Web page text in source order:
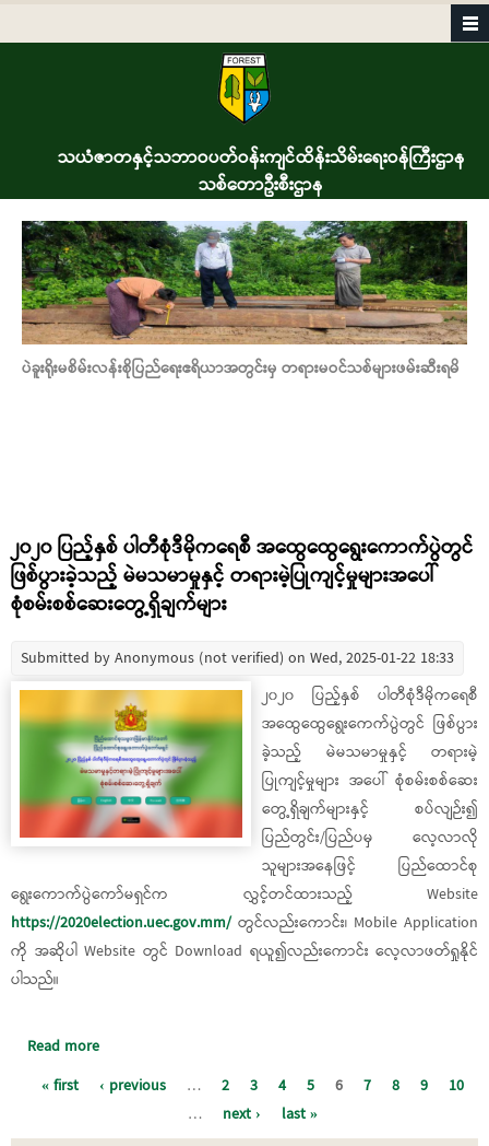
သယံဇာတနှင့်သဘာဝပတ်ဝန်းကျင်ထိန်းသိမ်းရေးဝန်ကြီးဌာန
သစ်တောဦးစီးဌာန
ပဲခူးရိုးမစိမ်းလန်းစိုပြည်ရေးဧရိယာအတွင်းမှ တရားမဝင်သစ်များဖမ်းဆီးရမိ
၂၀၂၀ ပြည့်နှစ် ပါတီစုံဒီမိုကရေစီ အထွေထွေရွေးကောက်ပွဲတွင်
ဖြစ်ပွားခဲ့သည့် မဲမသမာမှုနှင့် တရားမဲ့ပြုကျင့်မှုများအပေါ်
စုံစမ်းစစ်ဆေးတွေ့ရှိချက်များ
Submitted byAnonymous (not verified) on Wed, 2025-01-22 18:33
၂၀၂၀ ပြည့်နှစ် ပါတီစုံဒီမိုကရေစီ
အထွေထွေရွေးကေက်ပွဲတွင် ဖြစ်ပွား
ခဲ့သည့် မဲမသမာမှုနှင့် တရားမဲ့
ပြုကျင့်မှုများ အပေါ် စုံစမ်းစစ်ဆေး
တွေ့ရှိချက်များနှင့် စပ်လျဉ်း၍
ပြည်တွင်း/ပြည်ပမှ လေ့လာလို
သူများအနေဖြင့် ပြည်ထောင်စု
ရွေးကောက်ပွဲကော်မရှင်က လွှင့်တင်ထားသည့် Website
https://2020election.uec.gov.mm/တွင်လည်းကောင်း၊ Mobile Application
ကို အဆိုပါ Website တွင် Download ရယူ၍လည်းကောင်း လေ့လာဖတ်ရှုနိုင်
ပါသည်။
Read more
တွင် ဖြစ်ပွားခဲ့သည့် မဲမသမာမှုနှင့် တရားမဲ့ပြုကျင့်မှုများအပေါ်
စုံစမ်းစစ်ဆေးတွေ့ရှိချက်များ
Pages« first ‹ previous … 2 3 4 5 6 7 8 9
10
…
next › last »